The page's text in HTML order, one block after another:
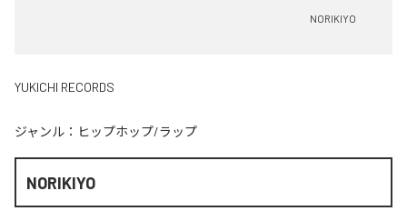
NORIKIYO
YUKICHI RECORDS
ジャンル： ヒップホップ/ラップ
NORIKIYO